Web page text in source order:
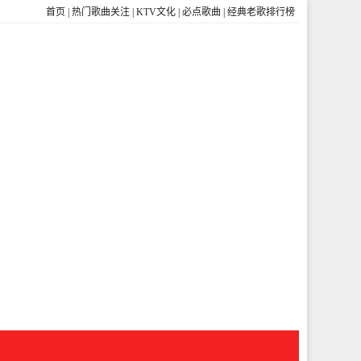
首页 热门歌曲关注 KTV文化 必点歌曲 经典老歌排行榜